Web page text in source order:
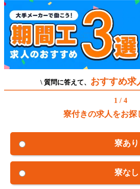
\ 質問に答えて、 おすすめ求
1 / 4
寮付きの求人をお探
寮あり
寮なし